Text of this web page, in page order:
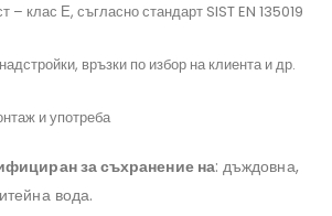
– клас Е, съгласно стандарт SIST EN 135019
връзки по избор на клиента и др.
и употреба
за съхранение на: дъждовна,
вода.